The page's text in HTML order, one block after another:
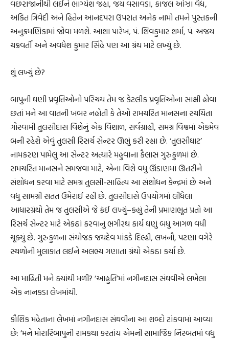
વછરાજાનીથી લઈને ભાગ્યેશ જહા, જય વસાવડા, કાજલ ઓઝા વૈદ્ય,
અંકિત ત્રિવેદી અને હિતેન આનંદપરા ઉપરાંત અનેક નામો તમને પુસ્તકની
અનુક્રમણિકામાં જોવા મળશે. આશા પારેખ, પં. શિવકુમાર શર્મા, પં. અજય
ચક્રવર્તી અને અવધેશ કુમાર સિંહે પણ આ ગ્રંથ માટે લખ્યું છે.
શું લખ્યું છે?
બાપુની ઘણી પ્રવૃત્તિઓનો પરિચય તેમ જ કેટલીક પ્રવૃત્તિઓના સાક્ષી હોવા
છતાં મને આ વાતની ખબર નહોતી કે તેઓ રામચરિત માનસના રચયિતા
ગોસ્વામી તુલસીદાસ વિશેનું એક વિશાળ, સર્વગ્રાહી, સમગ્ર વિશ્વમાં એકમેવ
બની રહેશે એવું તુલસી રિસર્ચ સેન્ટર ઊભું કરી રહ્યા છે. ‘તુલસીઘાટ’
નામકરણ પામેલું આ સેન્ટર અત્યારે મહુવાના કૈલાસ ગુરુકુળમાં છે.
રામચરિત માનસને સમજવા માટે, એના વિશે વધુ ઊંડાણમાં ઊતરીને
સંશોધન કરવા માટે સમગ્ર તુલસી-સાહિત્ય આ સંશોધન કેન્દ્રમાં છે અને
વધુ સામગ્રી સતત ઉમેરાઈ રહી છે. તુલસીદાસે ઉપયોગમાં લીધેલા
આધારગ્રંથો તેમ જ તુલસીએ જે કંઈ લખ્યું–કહ્યું તેની પ્રમાણભૂત પ્રતો આ
રિસર્ચ સેન્ટર માટે એકઠાં કરવાનું ભગીરથ કાર્ય ઘણું બધું આગળ વધી
ચૂક્યું છે. ગુરુકુળના સંયોજક જયદેવ માંકડે દિલ્હી, લખનૌ, પટણા વગેરે
સ્થળોની મુલાકાત લઈને અલભ્ય ગણાતા ગ્રંથો એકઠા કર્યા છે.
આ માહિતી મને ક્યાંથી મળી? ‘આહુતિ’માં નગીનદાસ સંઘવીએ લખેલા
એક નાનકડા લેખમાંથી.
કૌશિક મહેતાના લેખમાં નગીનદાસ સંઘવીના આ શબ્દો ટાંકવામાં આવ્યા
છે: ‘મને મોરારિબાપુની રામકથા કરતાંય એમની સામાજિક નિસ્બતમાં વધુ